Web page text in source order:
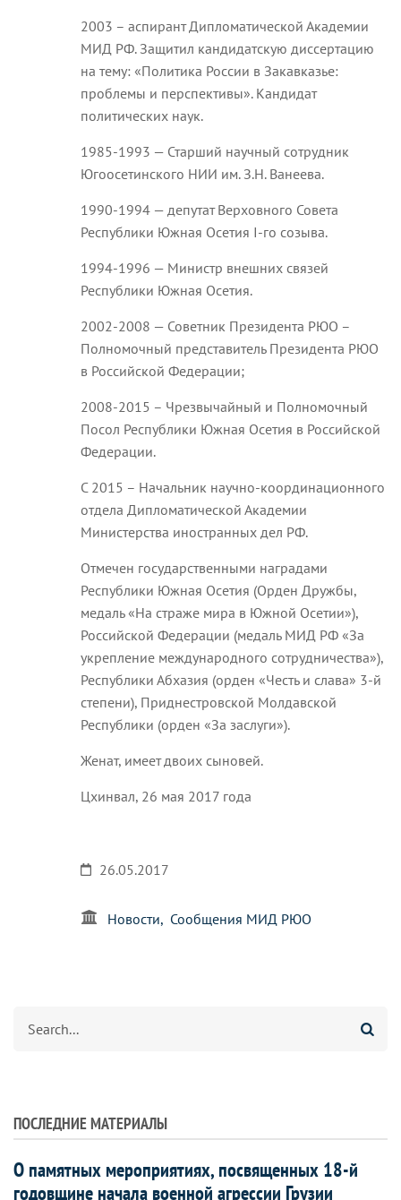
2003 – аспирант Дипломатической Академии
МИД РФ. Защитил кандидатскую диссертацию
на тему: «Политика России в Закавказье:
проблемы и перспективы». Кандидат
политических наук.
1985-1993 — Старший научный сотрудник
Югоосетинского НИИ им. З.Н. Ванеева.
1990-1994 — депутат Верховного Совета
Республики Южная Осетия I-го созыва.
1994-1996 — Министр внешних связей
Республики Южная Осетия.
2002-2008 — Советник Президента РЮО –
Полномочный представитель Президента РЮО
в Российской Федерации;
2008-2015 – Чрезвычайный и Полномочный
Посол Республики Южная Осетия в Российской
Федерации.
С 2015 – Начальник научно-координационного
отдела Дипломатической Академии
Министерства иностранных дел РФ.
Отмечен государственными наградами
Республики Южная Осетия (Орден Дружбы,
медаль «На страже мира в Южной Осетии»),
Российской Федерации (медаль МИД РФ «За
укрепление международного сотрудничества»),
Республики Абхазия (орден «Честь и слава» 3-й
степени), Приднестровской Молдавской
Республики (орден «За заслуги»).
Женат, имеет двоих сыновей.
Цхинвал, 26 мая 2017 года
26.05.2017
Новости Сообщения МИД РЮО
ПОСЛЕДНИЕ МАТЕРИАЛЫ
О памятных мероприятиях, посвященных 18-й
годовщине начала военной агрессии Грузии